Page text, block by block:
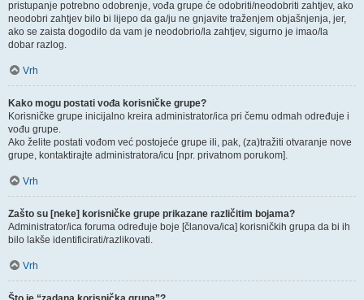
pristupanje potrebno odobrenje, vođa grupe će odobriti/neodobriti zahtjev, ako
neodobri zahtjev bilo bi lijepo da ga/ju ne gnjavite traženjem objašnjenja, jer,
ako se zaista dogodilo da vam je neodobrio/la zahtjev, sigurno je imao/la
dobar razlog.
Vrh
Kako mogu postati vođa korisničke grupe?
Korisničke grupe inicijalno kreira administrator/ica pri čemu odmah određuje i
vođu grupe.
Ako želite postati vođom već postojeće grupe ili, pak, (za)tražiti otvaranje nove
grupe, kontaktirajte administratora/icu [npr. privatnom porukom].
Vrh
Zašto su [neke] korisničke grupe prikazane različitim bojama?
Administrator/ica foruma određuje boje [članova/ica] korisničkih grupa da bi ih
bilo lakše identificirati/razlikovati.
Vrh